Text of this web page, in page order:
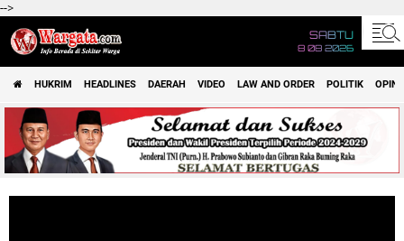
-->
SABTU
8 08 2026
HUKRIM HEADLINES DAERAH VIDEO LAW AND ORDER POLITIK OPINI